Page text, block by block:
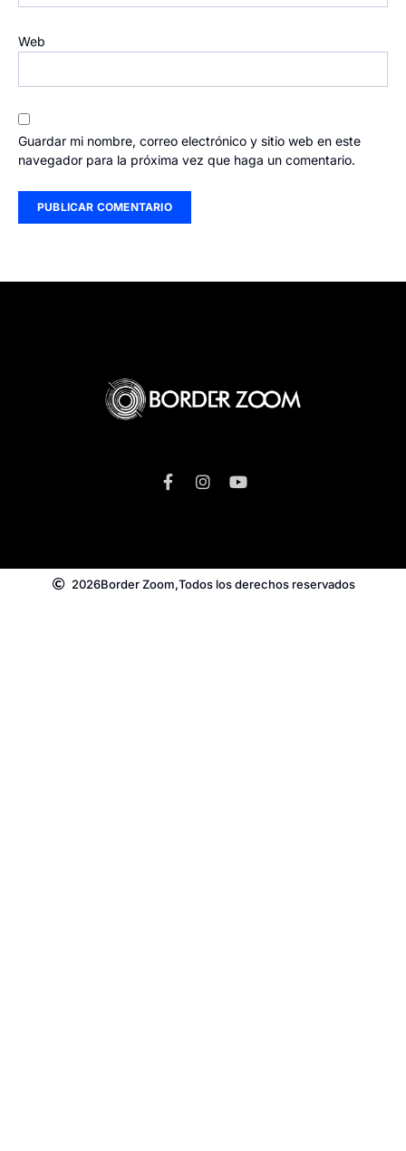
Web
Guardar mi nombre, correo electrónico y sitio web en este
navegador para la próxima vez que haga un comentario.
2026Border Zoom,Todos los derechos reservados